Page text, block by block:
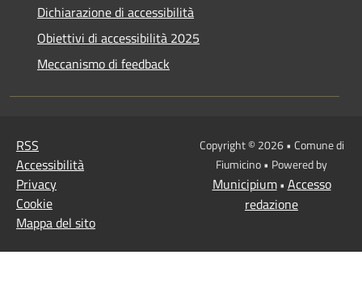
Dichiarazione di accessibilità
Obiettivi di accessibilità 2025
Meccanismo di feedback
RSS
Accessibilità
Privacy
Cookie
Mappa del sito
Copyright © 2026 • Comune di
Fiumicino • Powered by
Municipium• Accesso
redazione